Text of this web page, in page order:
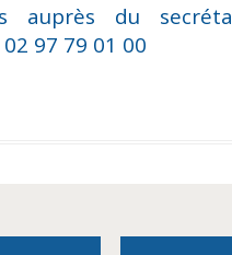
auprès du
97 79 01 00